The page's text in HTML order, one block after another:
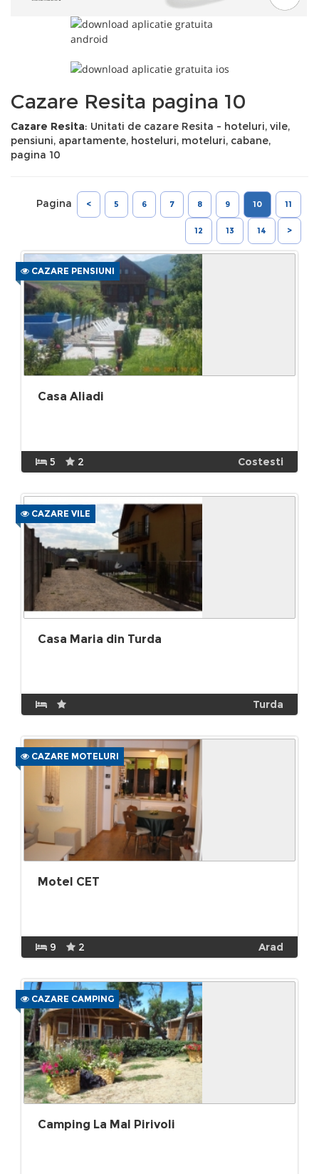
Cazare Resita pagina 10
Cazare Resita: Unitati de cazare Resita - hoteluri, vile,
pensiuni, apartamente, hosteluri, moteluri, cabane,
pagina 10
Pagina < 5 6 7 8 9 10 11
12 13 14 >
CAZARE PENSIUNI
Casa Aliadi
5 2 Costesti
CAZARE VILE
Casa Maria din Turda
Turda
CAZARE MOTELURI
Motel CET
9 2 Arad
CAZARE CAMPING
Camping La Mal Pirivoli